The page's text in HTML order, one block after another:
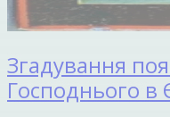
Згадування
Господнього в